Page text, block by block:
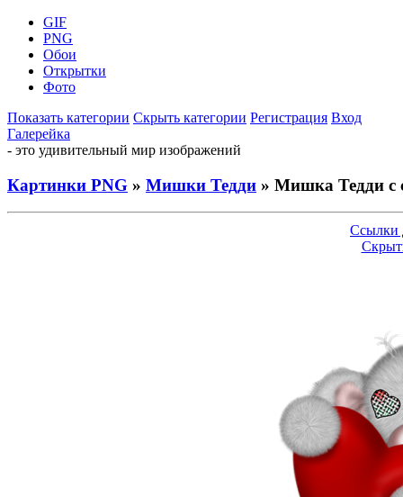
GIF
PNG
Обои
Открытки
Фото
Показать категории Скрыть категории Регистрация Вход
Галерейка
- это удивительный мир изображений
Картинки PNG » Мишки Тедди » Мишка Тедди с
Ссылки